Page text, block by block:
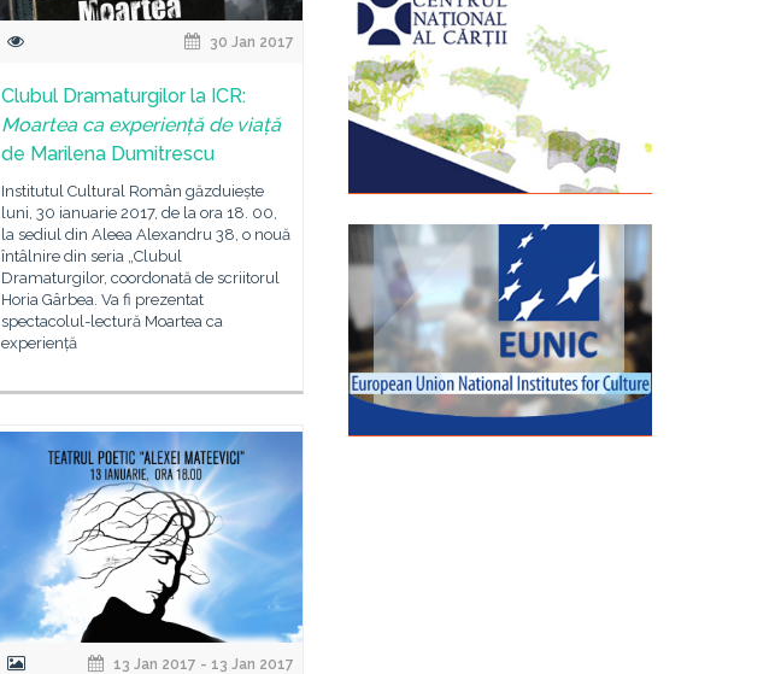
30 Jan 2017
Clubul Dramaturgilor la ICR:
Moartea ca experiență de viață
de Marilena Dumitrescu
Institutul Cultural Român găzduiește
luni, 30 ianuarie 2017, de la ora 18. 00,
la sediul din Aleea Alexandru 38, o nouă
întâlnire din seria „Clubul
Dramaturgilor, coordonată de scriitorul
Horia Gârbea. Va fi prezentat
spectacolul-lectură Moartea ca
experiență
13 Jan 2017 - 13 Jan 2017